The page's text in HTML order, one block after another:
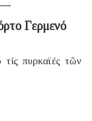
Γερμενό
πυρκαϊές τῶν